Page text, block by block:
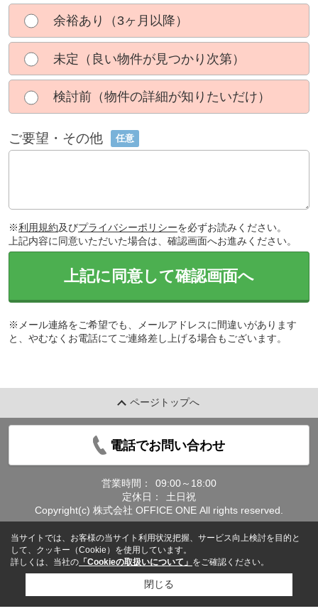
余裕あり（3ヶ月以降）
未定（良い物件が見つかり次第）
検討前（物件の詳細が知りたいだけ）
ご要望・その他 任意
※利用規約及びプライバシーポリシーを必ずお読みください。
上記内容に同意いただいた場合は、確認画面へお進みください。
上記に同意して確認画面へ
※メール連絡をご希望でも、メールアドレスに間違いがあります
と、やむなくお電話にてご連絡差し上げる場合もございます。
ページトップへ
電話でお問い合わせ
営業時間：
09:00～18:00
定休日：
土日祝
Copyright(c) 株式会社 OFFICE ONE All rights reserved.
当サイトでは、お客様の当サイト利用状況把握、サービス向上検討を目的と
して、クッキー（Cookie）を使用しています。
詳しくは、当社の 「Cookieの取扱いについて」 をご確認ください。
閉じる